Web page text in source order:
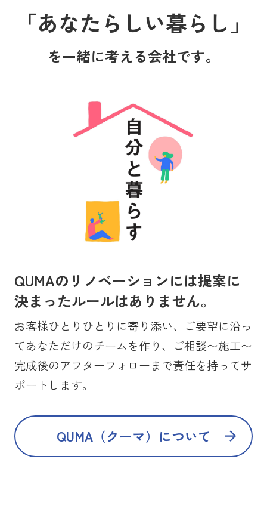
「あなたらしい暮らし」
を一緒に考える会社です。
QUMAのリノベーションには提案に
決まったルールはありません。
お客様ひとりひとりに寄り添い、ご要望に沿っ
てあなただけのチームを作り、ご相談〜施工〜
完成後のアフターフォローまで責任を持ってサ
ポートします。
QUMA（クーマ）について